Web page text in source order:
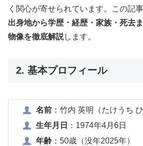
く関心が寄せられています。この記事
出身地から学歴・経歴・家族・死去
物像を徹底解説します。
2. 基本プロフィール
名前：竹内 英明（たけうち ひ
生年月日
：1974年4月6日
年齢：50歳（没年2025年）